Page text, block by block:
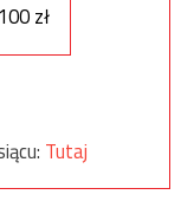
100 zł
Tutaj